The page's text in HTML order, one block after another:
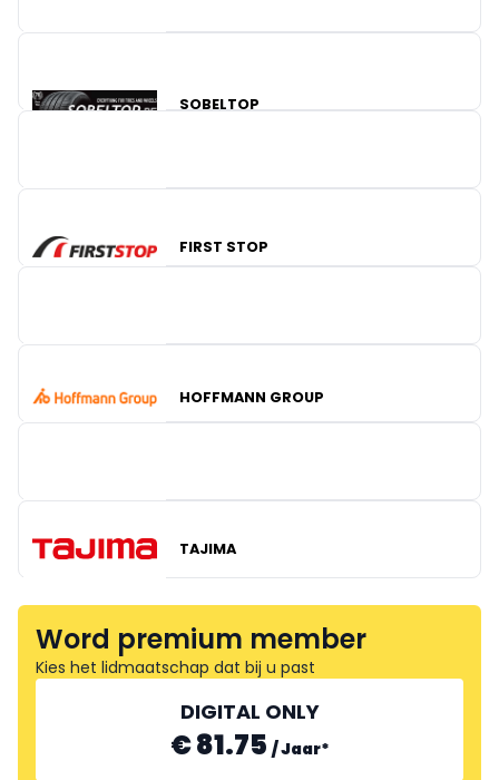
SOBELTOP
WEMMEL TOOLS
FIRST STOP
HOFFMANN GROUP
TAJIMA
Word premium member
Kies het lidmaatschap dat bij u past
DIGITAL ONLY
€ 81.75 /Jaar*